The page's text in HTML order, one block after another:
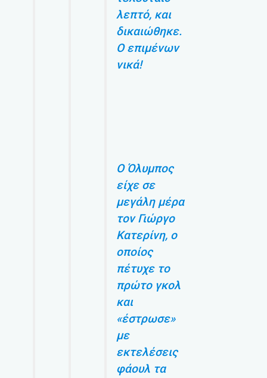
λεπτό, και
δικαιώθηκε.
Ο επιμένων
νικά!
Ο Όλυμπος
είχε σε
μεγάλη μέρα
τον Γιώργο
Κατερίνη, ο
οποίος
πέτυχε το
πρώτο γκολ
και
«έστρωσε»
με
εκτελέσεις
φάουλ τα